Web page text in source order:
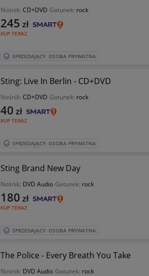
Nośnik: CD+DVD Gatunek: rock
KUP TERAZ
245 zł
SPRZEDAJĄCY: OSOBA PRYWATNA
Sting: Live In Berlin - CD+DVD
Nośnik: CD+DVD Gatunek: rock
KUP TERAZ
40 zł
SPRZEDAJĄCY: OSOBA PRYWATNA
Sting Brand New Day
Nośnik: DVD Audio Gatunek: rock
KUP TERAZ
180 zł
SPRZEDAJĄCY: OSOBA PRYWATNA
The Police - Every Breath You Take
Nośnik: DVD Audio Gatunek: rock